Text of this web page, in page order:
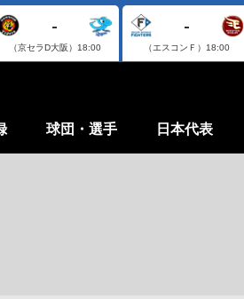
-
（京セラD大阪） 18:00
-
（エスコンＦ） 18:00
球団・選手 日本代表